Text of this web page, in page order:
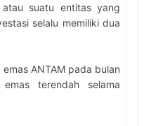
suatu entitas yang
selalu memiliki dua
ANTAM pada bulan
terendah selama